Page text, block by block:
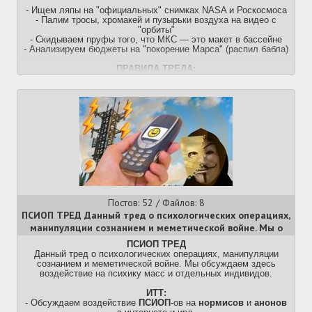
- Ищем ляпы на "официальных" снимках NASA и Роскосмоса
- Палим тросы, хромакей и пузырьки воздуха на видео с
"орбиты"
- Скидываем пруфы того, что МКС — это макет в бассейне
- Анализируем бюджеты на "покорение Марса" (распил бабла)
ПРАВИЛА ТРЕДА:
фейковость полетов, а не формы планет
Постов: 52 / Файлов: 8
ПСИОП ТРЕД Данный тред о психологических операциях,
манипуляции сознанием и меметической войне. Мы о
ПСИОП ТРЕД
Данный тред о психологических операциях, манипуляции
сознанием и меметической войне. Мы обсуждаем здесь
воздействие на психику масс и отдельных индивидов.
ИТТ:
- Обсуждаем воздействие ПСИОП-ов на нормисов и анонов